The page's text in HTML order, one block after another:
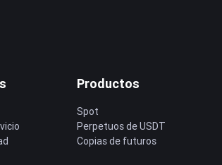
Productos
Spot
Perpetuos de USDT
Copias de futuros